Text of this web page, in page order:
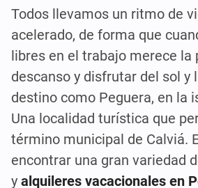
Todos llevamos un ritmo de
acelerado, de forma que
libres en el trabajo merece la
descanso y disfrutar del sol y
destino como Peguera, en la
Una localidad turística que
término municipal de Calviá.
encontrar una gran variedad
y alquileres vacacionales en